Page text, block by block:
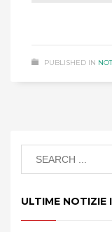
PUBLISHED IN
ULTIME NOTIZIE